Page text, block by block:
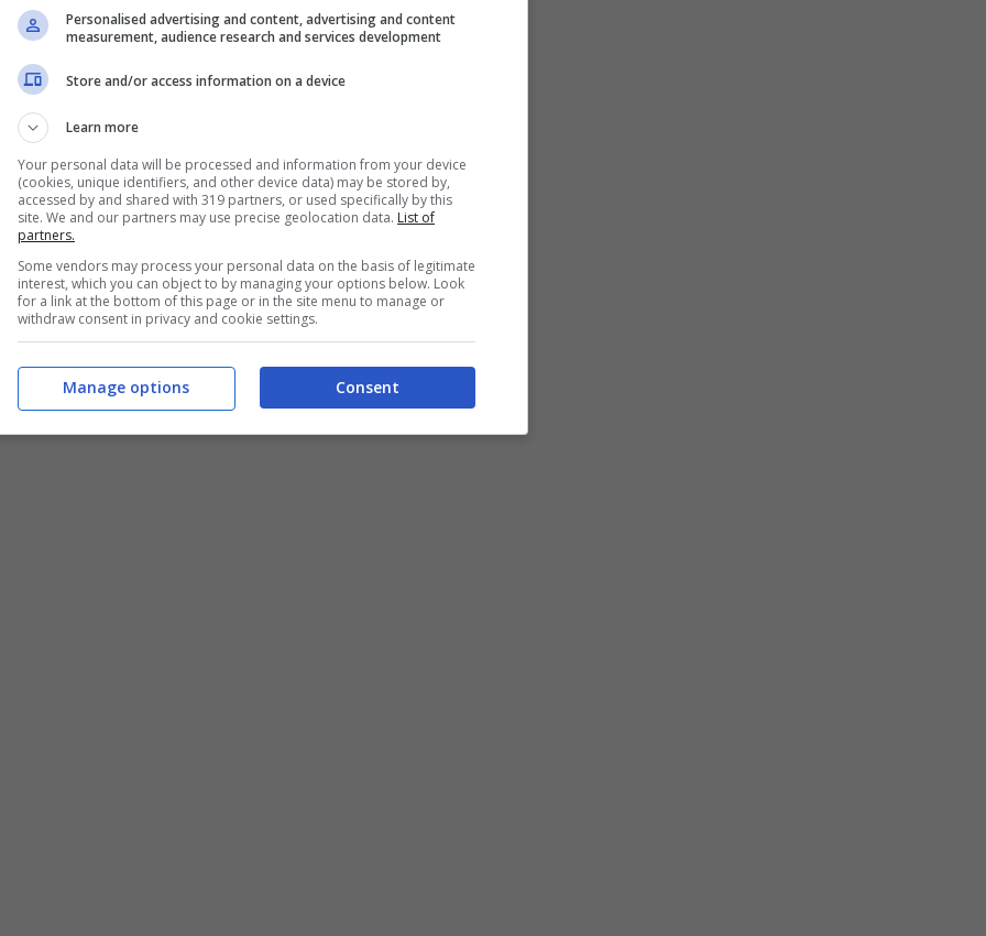
Personalised advertising and content, advertising and content
measurement, audience research and services development
Store and/or access information on a device
Learn more
Your personal data will be processed and information from your device
(cookies, unique identifiers, and other device data) may be stored by,
accessed by and shared with 319 partners, or used specifically by this
site. We and our partners may use precise geolocation data. List of
partners.
Some vendors may process your personal data on the basis of legitimate
interest, which you can object to by managing your options below. Look
for a link at the bottom of this page or in the site menu to manage or
withdraw consent in privacy and cookie settings.
Consent
Manage options